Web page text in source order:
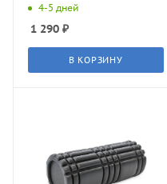
4-5 дней
1 290 ₽
В КОРЗИНУ